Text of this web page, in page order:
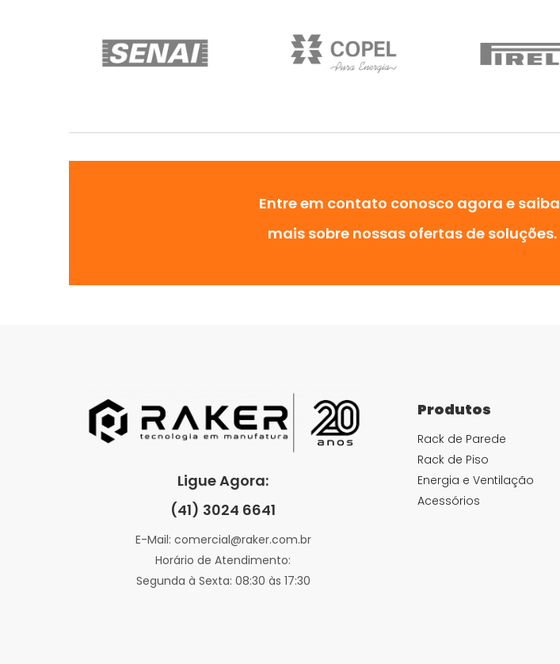
Entre em contato conosco agora e saiba
mais sobre nossas ofertas de soluções.
Ligue Agora:
(41) 3024 6641
E-Mail: comercial@raker.com.br
Horário de Atendimento:
Segunda à Sexta: 08:30 às 17:30
Produtos
Rack de Parede
Rack de Piso
Energia e Ventilação
Acessórios